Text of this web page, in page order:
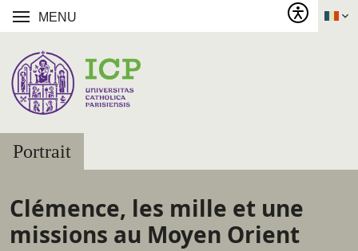
MENU
Portrait
Clémence, les mille et une
missions au Moyen Orient